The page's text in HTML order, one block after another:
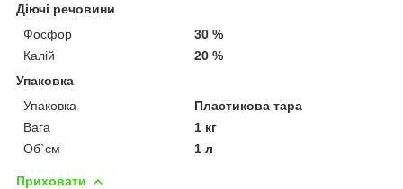
Діючі речовини
Фосфор
30 %
Калій
20 %
Упаковка
Упаковка
Пластикова тара
Вага
1 кг
Об`єм
1 л
Приховати